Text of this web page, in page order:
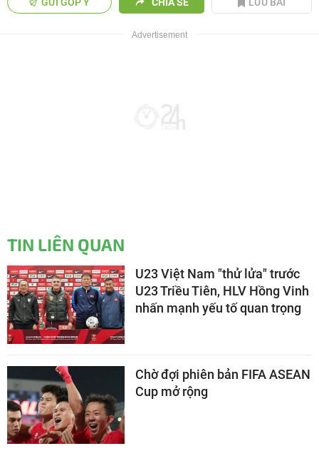
TIN LIÊN QUAN
U23 Việt Nam "thử lửa" trước
U23 Triều Tiên, HLV Hồng Vinh
nhấn mạnh yếu tố quan trọng
Chờ đợi phiên bản FIFA ASEAN
Cup mở rộng